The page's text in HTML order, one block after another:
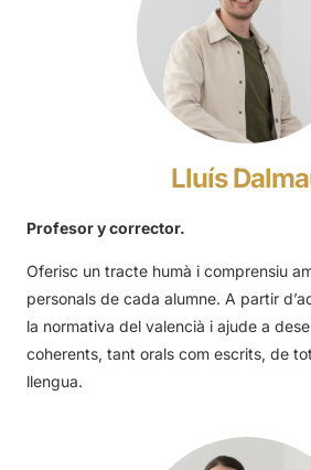
Lluís
Profesor y corrector.
Oferisc un tracte humà i comprensiu
personals de cada alumne. A partir
la normativa del valencià i ajude a
coherents, tant orals com escrits, de
llengua.